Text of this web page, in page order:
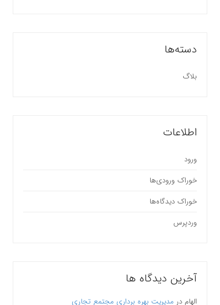
دسته‌ها
بلاگ
اطلاعات
ورود
خوراک ورودی‌ها
خوراک دیدگاه‌ها
وردپرس
آخرین دیدگاه ها
الهام در مدیریت بهره برداری مجتمع تجاری